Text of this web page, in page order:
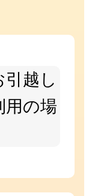
越し
用の場